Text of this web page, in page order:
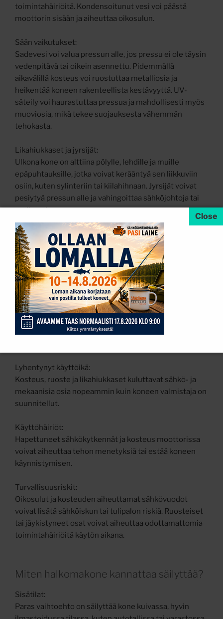
toimintahäiriöitä. Kondensoitunut vesi voi päästä
moottorin sisään ja aiheuttaa oikosulun.
Sään vaikutukset:
Sadevesi voi valua pressun alle, jos pressu ei ole täysin
vedenpitävä tai oikein asennettu. Pidemmällä
aikavälillä kosteus voi ruostuttaa metalliosia ja
heikentää koneen rakenteellista kestävyyttä. UV-
säteily voi haurastuttaa pressua ja mahdollisesti myös
muoviosia, mikä tekee suojauksesta vähemmän
tehokasta.
Likahiukkaset ja jyrsijät:
Ulkona kone on alttiina pölylle, lehdille ja muille
epäpuhtauksille, jotka voivat kerääntyä sen liikkuviin
osiin, kuten sylinteriin tai kiilahihnaan. Jyrsijät voivat
pesiytyä pressun alle ja vahingoittaa sähköjohtoja tai
muita osia.
Lämpötilan vaihtelut:
Pakkaset voivat vahingoittaa öljyjä ja voiteluaineita,
jotka voivat jähmettyä tai menettää tehoaan. Jää ja lumi
voivat tunkeutua pressun alle ja aiheuttaa
liukastumisvaaran käyttäjälle sekä jäätymisvaurioita
koneelle.
Mitä ongelmia ulkona säilyttämisestä voi
Lyhentynyt käyttöikä:
Kosteus, ruoste ja likahiukkaset kuluttavat sähkö- ja
mekaanisia osia nopeammin kuin koneen valmistaja on
suunnitellut.
Käyttöhäiriöt:
Hapettuneet sähkökytkennät ja kosteus moottorissa
voivat aiheuttaa tehon menetyksiä tai estää koneen
käynnistymisen.
Turvallisuusriskit:
Oikosulut ja kosteuden aiheuttamat sähkövuodot
voivat lisätä sähköiskun tai tulipalon riskiä. Ruosteiset
tai jäykistyneet osat voivat aiheuttaa odottamattomia
toimintahäiriöitä käytön aikana.
Miten halkomakone kannattaa säilyttää?
Sisätilat:
Paras vaihtoehto on säilyttää kone kuivassa, hyvin